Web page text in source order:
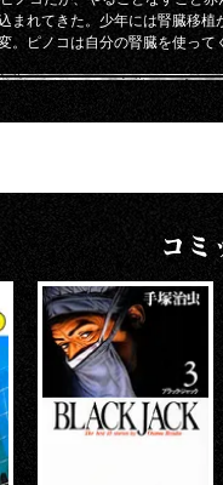
まれてきた。少年には腎臓移
。ピノコは自分の腎臓を使って
コミック